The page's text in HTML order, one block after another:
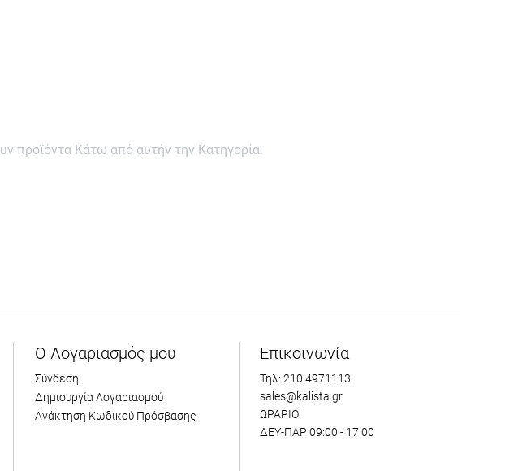
προϊόντα Κάτω από αυτήν την Κατηγορία.
Ο Λογαριασμός μου
Σύνδεση
Δημιουργία Λογαριασμού
Ανάκτηση Κωδικού Πρόσβασης
Επικοινωνία
Τηλ: 210 4971113
sales@kalista.gr
ΩΡΑΡΙΟ
ΔΕΥ-ΠΑΡ 09:00 - 17:00